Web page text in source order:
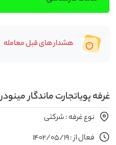
هشدار های قبل معامله
غرفه پویاتجارت ماندگار مینودر
نوع غرفه : شرکتی
فعال از : 1402/05/19